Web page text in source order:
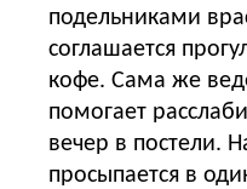
подельниками
соглашается
кофе. Сама же
помогает
вечер в постели.
просыпается в